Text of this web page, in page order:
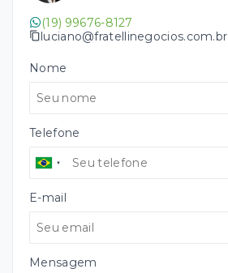
(19) 99676-8127
luciano@fratellinegocios.com.br
Nome
Telefone
E-mail
Mensagem